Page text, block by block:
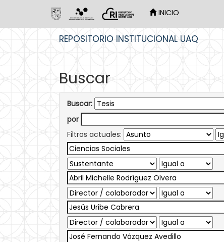
INICIO
REPOSITORIO INSTITUCIONAL UAQ
Buscar
Buscar:
por
Filtros actuales: